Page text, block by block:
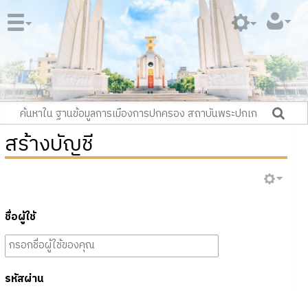
สร้างบัญชี
ชื่อผู้ใช้
รหัสผ่าน